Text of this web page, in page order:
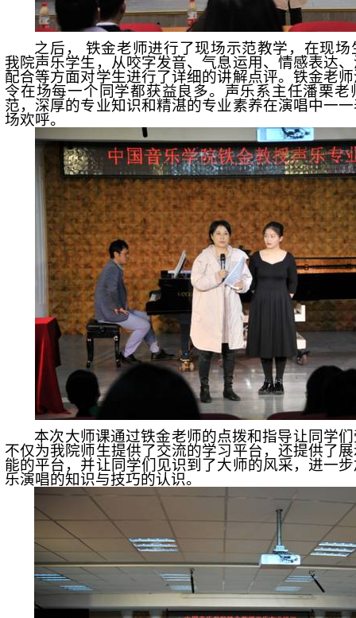
之后， 铁金老师进行了现场示范教学，在现
我院声乐学生，从咬字发音、气息运用、情感表达
配合等方面对学生进行了详细的讲解点评。铁金老
令在场每一个同学都获益良多。声乐系主任潘栗老
范，深厚的专业知识和精湛的专业素养在演唱中一
场欢呼。
本次大师课通过铁金老师的点拨和指导让同学
不仅为我院师生提供了交流的学习平台，还提供了
能的平台，并让同学们见识到了大师的风采，进一
乐演唱的知识与技巧的认识。